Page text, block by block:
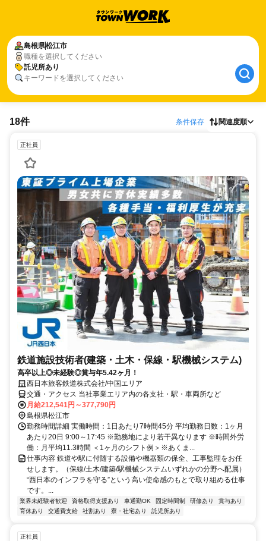
島根県松江市
職種を選択してください
託児所あり
キーワードを選択してください
18件 条件保存 関連度順
正社員
鉄道施設技術者(建築・土木・保線・駅機械システム)
高卒以上◎未経験◎賞与年5.42ヶ月！
西日本旅客鉄道株式会社/中国エリア
交通・アクセス 当社事業エリア内の各支社・駅・車両所など
月給212,541円～377,790円
島根県松江市
勤務時間詳細 実働時間：1日あたり7時間45分 平均勤務日数：1ヶ月
あたり20日 9:00～17:45 ※勤務地により若干異なります ※時間外労
働：月平均11.3時間 ＜1ヶ月のシフト例＞※あくま...
仕事内容 鉄道や駅に付随する設備や機器類の保全、工事監理をお任
せします。（保線/土木/建築/駅機械システムいずれかの分野へ配属）
“西日本のインフラを守る”という高い使命感のもとで取り組める仕事
です。...
業界未経験者歓迎 資格取得支援あり 車通勤OK 固定時間制 研修あり
賞与あり
育休あり
交通費支給 社割あり 寮・社宅あり 託児所あり
正社員